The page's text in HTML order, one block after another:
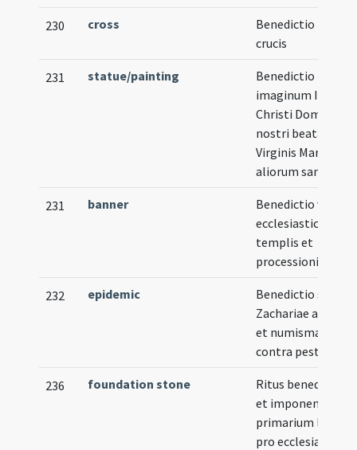
230 cross
Benedictio novae
crucis
231 statue/painting
Benedictio
imaginum Iesu
Christi Domini
nostri beatae
Virginis Mariae et
aliorum
231 banner
Benedictio vexilli
ecclesiastici pro
templis et
processionibus
232 epidemic
Benedictio sancti
Zachariae ad
et numismata
contra pestem
236 foundation stone
Ritus benedicendi
et imponendi
primarium
pro ecclesia